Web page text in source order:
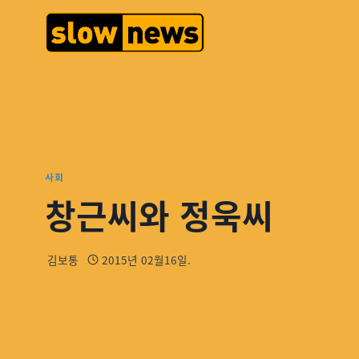
사회
창근씨와 정욱씨
김보통 2015년 02월16일.